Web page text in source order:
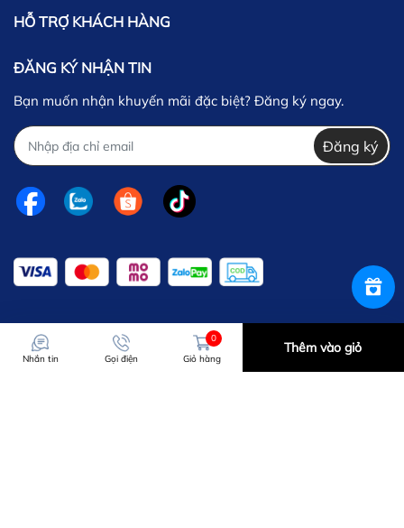
HỖ TRỢ KHÁCH HÀNG
ĐĂNG KÝ NHẬN TIN
Bạn muốn nhận khuyến mãi đặc biệt? Đăng ký ngay.
Đăng ký
Nhắn tin Gọi điện
0
Giỏ hàng
Thêm vào giỏ